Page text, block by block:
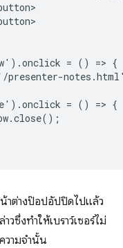
= () => {
presenter-
= () => {
าต่างป๊อปอัปปิดไปแล้ว
วซึ่งทำให้เบราว์เซอร์ไม่
วามจำนั้น